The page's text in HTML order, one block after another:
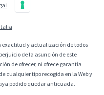
Italia
exactitud y actualización de todos
de la asunción de este
de ofrecer, ni ofrece garantía
cualquier tipo recogida en la Web y
podido quedar anticuada.